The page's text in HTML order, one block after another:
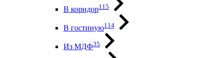
В коридор115
В гостиную114
Из МДФ35